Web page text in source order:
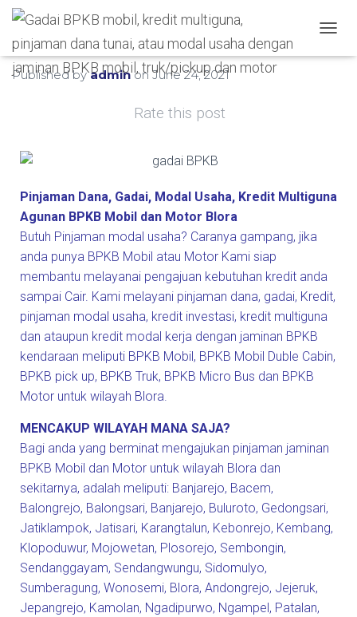
O
G
Published byadminon June 24, 2021
Rate this post
Pinjaman Dana, Gadai, Modal Usaha, Kredit Multiguna
Agunan BPKB Mobil dan Motor Blora
Butuh Pinjaman modal usaha? Caranya gampang, jika
anda punya BPKB Mobil atau Motor Kami siap
membantu melayanai pengajuan kebutuhan kredit anda
sampai Cair. Kami melayani pinjaman dana, gadai, Kredit,
pinjaman modal usaha, kredit investasi, kredit multiguna
dan ataupun kredit modal kerja dengan jaminan BPKB
kendaraan meliputi BPKB Mobil, BPKB Mobil Duble Cabin,
BPKB pick up, BPKB Truk, BPKB Micro Bus dan BPKB
Motor untuk wilayah Blora.
MENCAKUP WILAYAH MANA SAJA?
Bagi anda yang berminat mengajukan pinjaman jaminan
BPKB Mobil dan Motor untuk wilayah Blora dan
sekitarnya, adalah meliputi: Banjarejo, Bacem,
Balongrejo, Balongsari, Banjarejo, Buluroto, Gedongsari,
Jatiklampok, Jatisari, Karangtalun, Kebonrejo, Kembang,
Klopoduwur, Mojowetan, Plosorejo, Sembongin,
Sendanggayam, Sendangwungu, Sidomulyo,
Sumberagung, Wonosemi, Blora, Andongrejo, Jejeruk,
Jepangrejo, Kamolan, Ngadipurwo, Ngampel , Patalan,